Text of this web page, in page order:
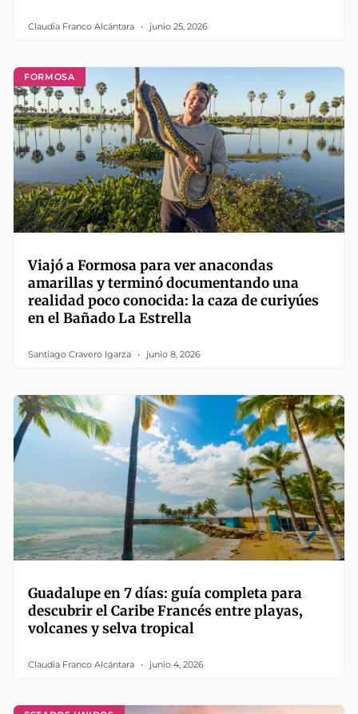
Claudia Franco Alcántara junio 25, 2026
FORMOSA
Viajó a Formosa para ver anacondas
amarillas y terminó documentando una
realidad poco conocida: la caza de curiyúes
en el Bañado La Estrella
Santiago Cravero Igarza junio 8, 2026
Guadalupe en 7 días: guía completa para
descubrir el Caribe Francés entre playas,
volcanes y selva tropical
Claudia Franco Alcántara junio 4, 2026